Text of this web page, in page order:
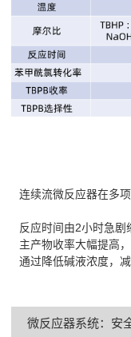
连续流微反应器在多
反应时间由2小时急剧
主产物收率大幅提高
通过降低碱液浓度，
微反应器系统：安